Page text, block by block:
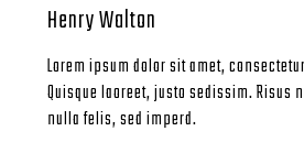
Henry Walton
Lorem ipsum dolor sit amet,
Quisque laoreet, justo sedissim.
nulla felis, sed imperd.